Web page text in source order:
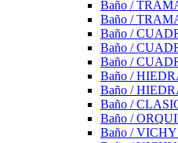
Baño /
Baño /
Baño /
Baño /
Baño /
Baño /
Baño /
Baño /
Baño /
Baño /